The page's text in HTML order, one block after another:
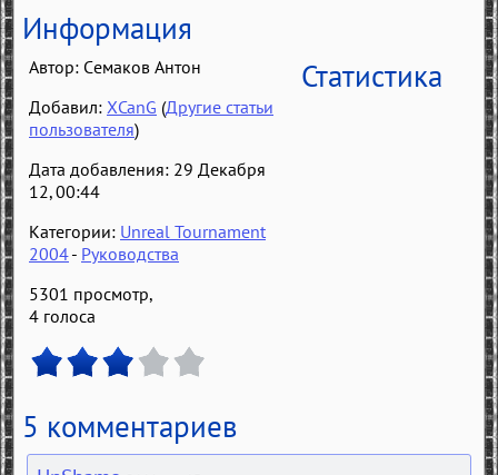
Информация
Автор: Семаков Антон
Добавил: XCanG (Другие статьи
пользователя)
Дата добавления: 29 Декабря
12, 00:44
Категории: Unreal Tournament
2004- Руководства
Статистика
5301 просмотр,
4 голоса
5 комментариев